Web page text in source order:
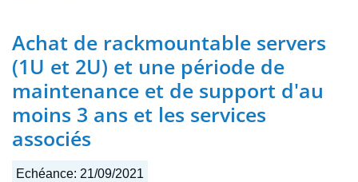
Achat de rackmountable servers
(1U et 2U) et une période de
maintenance et de support d'au
moins 3 ans et les services
associés
Echéance: 21/09/2021